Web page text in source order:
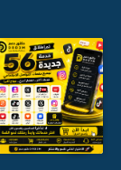
1